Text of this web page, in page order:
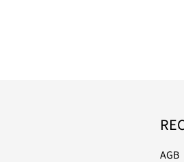
AGB